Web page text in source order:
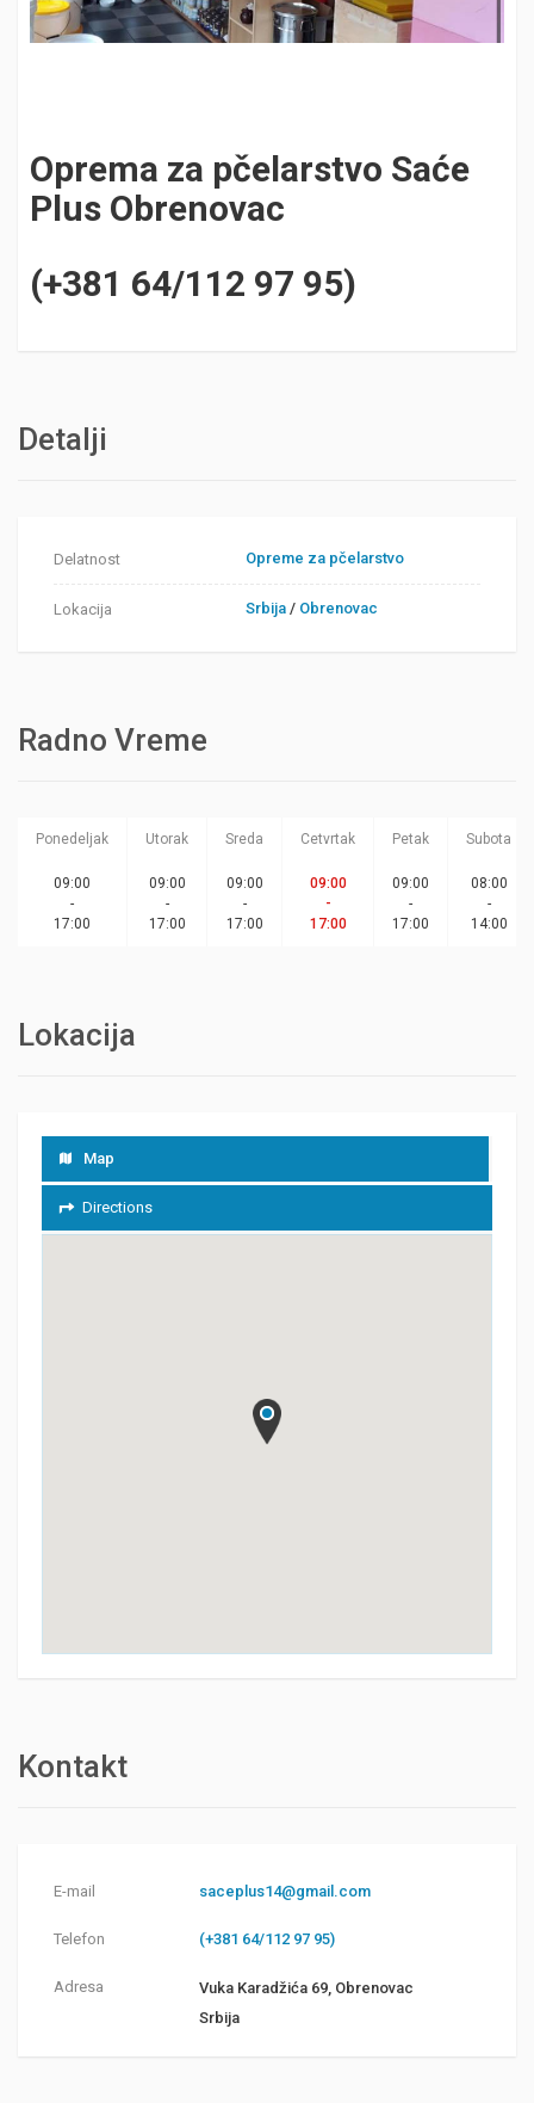
Oprema za pčelarstvo Saće
Plus Obrenovac
(+381 64/112 97 95)
Detalji
Delatnost Opreme za pčelarstvo
Lokacija Srbija / Obrenovac
Radno Vreme
Ponedeljak Utorak Sreda Cetvrtak Petak Subota
09:00
-
17:00
09:00
-
17:00
09:00
-
17:00
09:00
-
17:00
09:00
-
17:00
08:00
-
14:00
Lokacija
Map
Directions
Kontakt
E-mail saceplus14@gmail.com
Telefon (+381 64/112 97 95)
Adresa
Vuka Karadžića 69, Obrenovac
Srbija